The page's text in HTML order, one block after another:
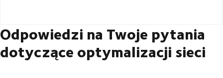
Odpowiedzi na Twoje pytania
dotyczące optymalizacji sieci